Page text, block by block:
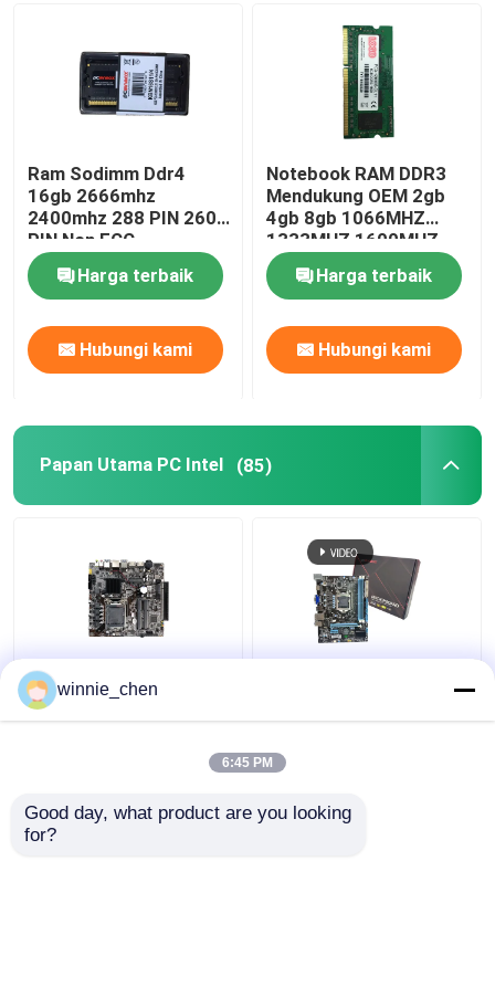
Ram Sodimm Ddr4
16gb 2666mhz
2400mhz 288 PIN 260
PIN Non ECC
Harga terbaik
Hubungi kami
Notebook RAM DDR3
Mendukung OEM 2gb
4gb 8gb 1066MHZ
1333MHZ 1600MHZ
Memori
Harga terbaik
Hubungi kami
Papan Utama PC Intel (85)
LGA 1151 Soket DDR4
Intel PC Motherboard
Mainboard DDR4 DDR3
winnie_chen
6:45 PM
Good day, what product are you looking
for?